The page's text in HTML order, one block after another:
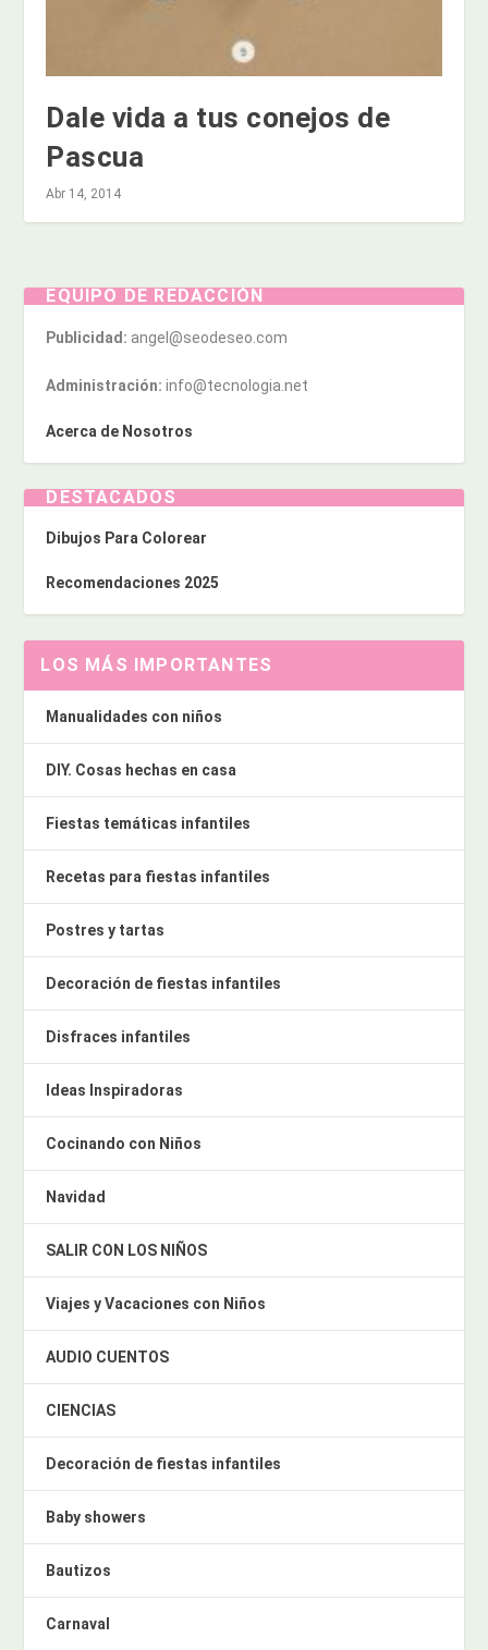
Dale vida a tus conejos de
Pascua
Abr 14, 2014
EQUIPO DE REDACCIÓN
Publicidad: angel@seodeseo.com
Administración: info@tecnologia.net
Acerca de Nosotros
DESTACADOS
Dibujos Para Colorear
Recomendaciones 2025
LOS MÁS IMPORTANTES
Manualidades con niños
DIY. Cosas hechas en casa
Fiestas temáticas infantiles
Recetas para fiestas infantiles
Postres y tartas
Decoración de fiestas infantiles
Disfraces infantiles
Ideas Inspiradoras
Cocinando con Niños
Navidad
SALIR CON LOS NIÑOS
Viajes y Vacaciones con Niños
AUDIO CUENTOS
CIENCIAS
Decoración de fiestas infantiles
Baby showers
Bautizos
Carnaval